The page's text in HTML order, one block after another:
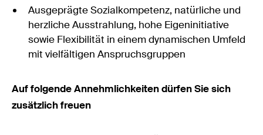
Ausgeprägte Sozialkompetenz, natürliche und
herzliche Ausstrahlung, hohe Eigeninitiative
sowie Flexibilität in einem dynamischen Umfeld
mit vielfältigen Anspruchsgruppen
Auf folgende Annehmlichkeiten dürfen Sie sich
zusätzlich freuen